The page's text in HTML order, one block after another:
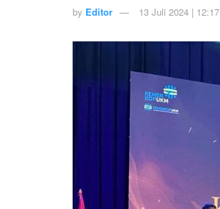
by Editor 13 Juli 2024 | 12:17